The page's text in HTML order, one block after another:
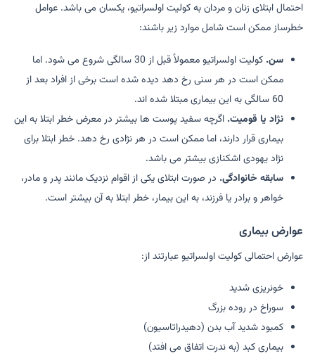
احتمال ابتلای زنان و مردان به کولیت اولسراتیو، یکسان می باشد. عوامل
خطرساز ممکن است شامل موارد زیر باشند:
سن.
کولیت اولسراتیو معمولاً قبل از 30 سالگی شروع می شود. اما
ممکن است در هر سنی رخ دهد دیده شده است برخی از افراد بعد از
60 سالگی به این بیماری مبتلا شده اند.
نژاد یا قومیت. اگرچه سفید پوست ها بیشتر در معرض خطر ابتلا به این
بیماری قرار دارند، اما ممکن است در هر نژادی رخ دهد. خطر ابتلا برای
نژاد یهودی اشکنازی بیشتر می باشد.
سابقه خانوادگی. در صورت ابتلای یکی از اقوام نزدیک مانند پدر و مادر،
خواهر و برادر یا فرزند، به این بیمار، خطر ابتلا به آن بیشتر است.
عوارض بیماری
عوارض احتمالی کولیت اولسراتیو عبارتند از:
خونریزی شدید
سوراخ در روده بزرگ
کمبود شدید آب بدن (دهیدراتاسیون)
بیماری کبد (به ندرت اتفاق می افتد)